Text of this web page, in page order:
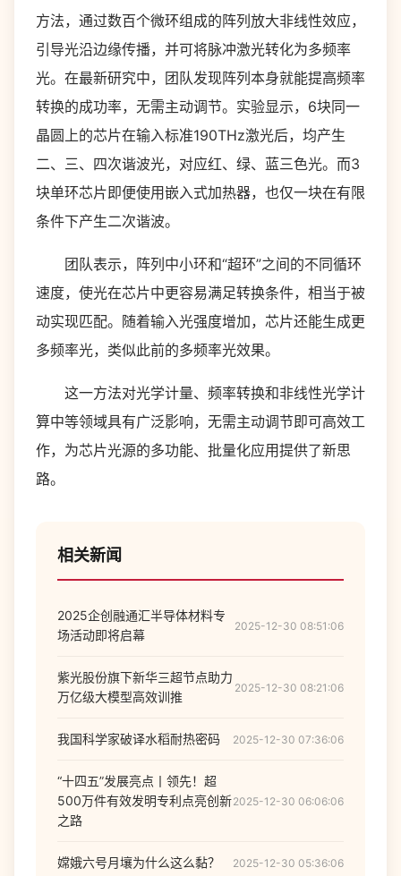
方法，通过数百个微环组成的阵列放大非线性效应，
引导光沿边缘传播，并可将脉冲激光转化为多频率
光。在最新研究中，团队发现阵列本身就能提高频率
转换的成功率，无需主动调节。实验显示，6块同一
晶圆上的芯片在输入标准190THz激光后，均产生
二、三、四次谐波光，对应红、绿、蓝三色光。而3
块单环芯片即便使用嵌入式加热器，也仅一块在有限
条件下产生二次谐波。
团队表示，阵列中小环和“超环”之间的不同循环
速度，使光在芯片中更容易满足转换条件，相当于被
动实现匹配。随着输入光强度增加，芯片还能生成更
多频率光，类似此前的多频率光效果。
这一方法对光学计量、频率转换和非线性光学计
算中等领域具有广泛影响，无需主动调节即可高效工
作，为芯片光源的多功能、批量化应用提供了新思
路。
相关新闻
2025企创融通汇半导体材料专
场活动即将启幕
2025-12-30 08:51:06
紫光股份旗下新华三超节点助力
万亿级大模型高效训推
2025-12-30 08:21:06
我国科学家破译水稻耐热密码 2025-12-30 07:36:06
“十四五”发展亮点丨领先！超
500万件有效发明专利点亮创新
之路
2025-12-30 06:06:06
嫦娥六号月壤为什么这么黏？ 2025-12-30 05:36:06